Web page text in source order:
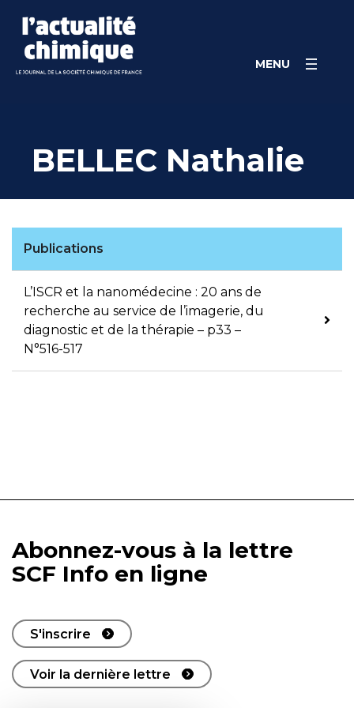
content
MENU
BELLEC Nathalie
Publications
L’ISCR et la nanomédecine : 20 ans de
recherche au service de l’imagerie, du
diagnostic et de la thérapie – p33 –
N°516-517
Abonnez-vous à la lettre
SCF Info en ligne
S'inscrire
Voir la dernière lettre